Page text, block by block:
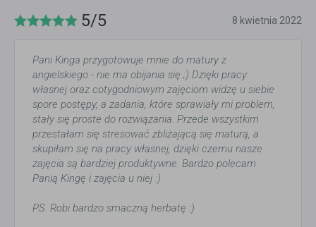
5/5 8 kwietnia 2022
Pani Kinga przygotowuje mnie do matury z
angielskiego - nie ma obijania się ;) Dzięki pracy
własnej oraz cotygodniowym zajęciom widzę u siebie
spore postępy, a zadania, które sprawiały mi problem,
stały się proste do rozwiązania. Przede wszystkim
przestałam się stresować zbliżającą się maturą, a
skupiłam się na pracy własnej, dzięki czemu nasze
zajęcia są bardziej produktywne. Bardzo polecam
Panią Kingę i zajęcia u niej :)
PS. Robi bardzo smaczną herbatę :)